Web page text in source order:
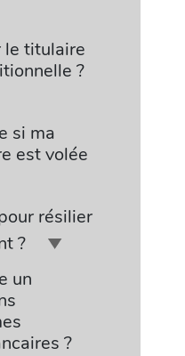
le titulaire
?
si ma
est volée
résilier
?
un
?